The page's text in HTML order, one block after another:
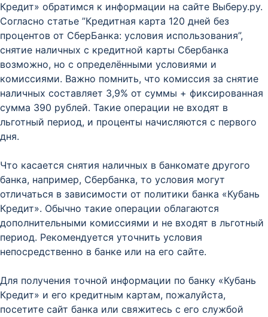
Кредит» обратимся к информации на сайте Выберу.ру.
Согласно статье ”Кредитная карта 120 дней без
процентов от СберБанка: условия использования”,
снятие наличных с кредитной карты Сбербанка
возможно, но с определёнными условиями и
комиссиями. Важно помнить, что комиссия за снятие
наличных составляет 3,9% от суммы + фиксированная
сумма 390 рублей. Такие операции не входят в
льготный период, и проценты начисляются с первого
дня.
Что касается снятия наличных в банкомате другого
банка, например, Сбербанка, то условия могут
отличаться в зависимости от политики банка «Кубань
Кредит». Обычно такие операции облагаются
дополнительными комиссиями и не входят в льготный
период. Рекомендуется уточнить условия
непосредственно в банке или на его сайте.
Для получения точной информации по банку «Кубань
Кредит» и его кредитным картам, пожалуйста,
посетите сайт банка или свяжитесь с его службой